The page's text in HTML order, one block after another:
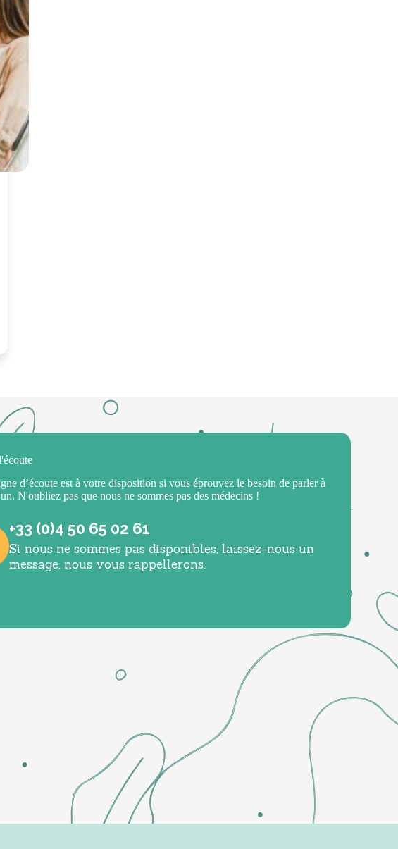
d’écoute est à votre disposition si vous éprouvez le besoin de parler à
N'oubliez pas que nous ne sommes pas des médecins !
+33 (0)4 50 65 02 61
Si nous ne sommes pas disponibles, laissez-nous un
message, nous vous rappellerons.